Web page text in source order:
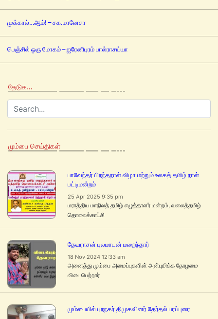
முக்கால்…ஆம்! – சக.மானேசா
பெஞ்சில் ஒரு மோகம் – ஐரேனிபுரம் பால்ராசய்யா
தேடுக…
மும்பை செய்திகள்
பாவேந்தர் பிறந்தநாள் விழா மற்றும் உலகத் தமிழ் நாள்
பட்டிமன்றம்
25 Apr 2025 9:35 pm
மராத்திய மாநிலத் தமிழ் எழுத்தாளர் மன்றம், வலைத்தமிழ்
தொலைக்காட்சி
தேவராசன் புலமாடன் மறைந்தார்
18 Nov 2024 12:33 am
அனைத்து மும்பை அமைப்புகளின் அன்புமிக்க தோழமை
விடைபெற்றார்
மும்பையில் புறநகர் திமுகவினர் தேர்தல் பரப்புரை